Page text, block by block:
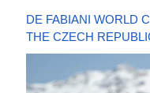
DE FABIANI WORLD
THE CZECH